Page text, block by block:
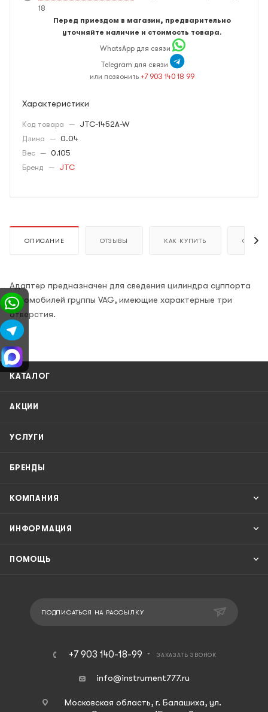
18
Перед приездом в магазин, предварительно
уточняйте наличие и стоимость товара.
WhatsApp для связи
Telegram для связи
или позвонить +7 903 140 18 99
Характеристики
Код товара — JTC-1452A-W
Длина — 0.04
Вес — 0.105
Бренд — JTC
ОПИСАНИЕ ОТЗЫВЫ КАК КУПИТЬ ОПЛАТА
Адаптер предназначен для сведения цилиндра суппорта
автомобилей группы VAG, имеющие характерные три
отверстия.
КАТАЛОГ
АКЦИИ
УСЛУГИ
БРЕНДЫ
КОМПАНИЯ
ИНФОРМАЦИЯ
ПОМОЩЬ
ПОДПИСАТЬСЯ НА РАССЫЛКУ
+7 903 140-18-99 ЗАКАЗАТЬ ЗВОНОК
info@instrument777.ru
Московская область, г. Балашиха, ул.